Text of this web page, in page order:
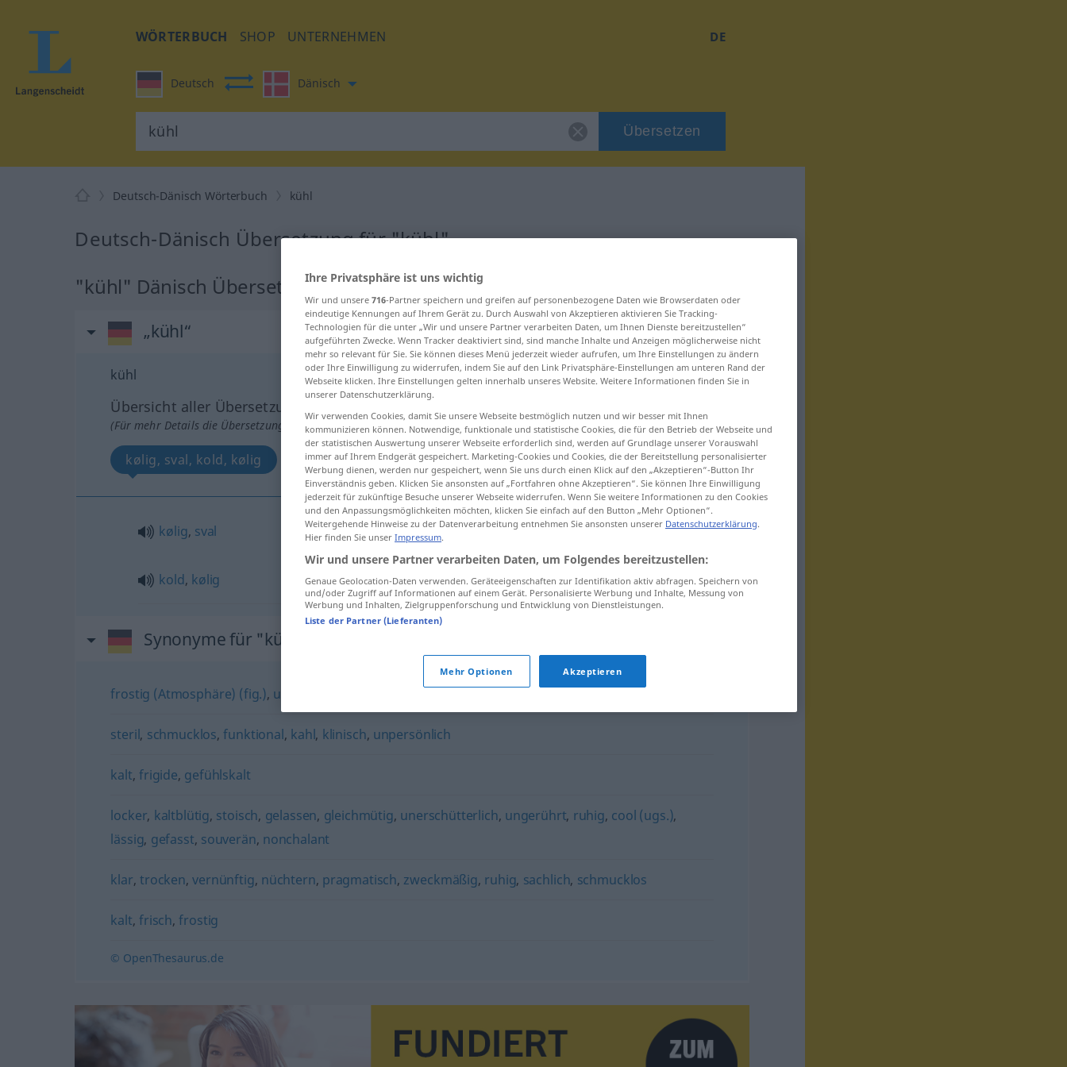
WÖRTERBUCH SHOP UNTERNEHMEN DE
Deutsch Dänisch
Übersetzen
Deutsch-Dänisch Wörterbuch kühl
Deutsch-Dänisch Übersetzung für "kühl"
"kühl" Dänisch Übersetzung
„kühl“
kühl
Übersicht aller Übersetzungen
(Für mehr Details die Übersetzung anklicken/antippen)
kølig, sval, kold, kølig
kølig, sval kühl
kold, kølig kühl FIG
Synonyme für "kühl"
frostig (Atmosphäre) (fig.), unfreundlich
steril, schmucklos,funktional, kahl, klinisch, unpersönlich
kalt,frigide, gefühlskalt
locker, kaltblütig, stoisch, gelassen, gleichmütig, unerschütterlich, ungerührt, ruhig, cool (ugs.),
lässig, gefasst, souverän, nonchalant
klar,trocken,vernünftig, nüchtern, pragmatisch, zweckmäßig, ruhig, sachlich, schmucklos
kalt,frisch,frostig
© OpenThesaurus.de
Ihre Privatsphäre ist uns wichtig
Wir und unsere 716-Partner speichern und greifen auf personenbezogene Daten wie Browserdaten oder
eindeutige Kennungen auf Ihrem Gerät zu. Durch Auswahl von Akzeptieren aktivieren Sie Tracking-
Technologien für die unter „Wir und unsere Partner verarbeiten Daten, um Ihnen Dienste bereitzustellen“
aufgeführten Zwecke. Wenn Tracker deaktiviert sind, sind manche Inhalte und Anzeigen möglicherweise nicht
mehr so relevant für Sie. Sie können dieses Menü jederzeit wieder aufrufen, um Ihre Einstellungen zu ändern
oder Ihre Einwilligung zu widerrufen, indem Sie auf den Link Privatsphäre-Einstellungen am unteren Rand der
Webseite klicken. Ihre Einstellungen gelten innerhalb unseres Website. Weitere Informationen finden Sie in
unserer Datenschutzerklärung.
Wir verwenden Cookies, damit Sie unsere Webseite bestmöglich nutzen und wir besser mit Ihnen
kommunizieren können. Notwendige, funktionale und statistische Cookies, die für den Betrieb der Webseite und
der statistischen Auswertung unserer Webseite erforderlich sind, werden auf Grundlage unserer Vorauswahl
immer auf Ihrem Endgerät gespeichert. Marketing-Cookies und Cookies, die der Bereitstellung personalisierter
Werbung dienen, werden nur gespeichert, wenn Sie uns durch einen Klick auf den „Akzeptieren“-Button Ihr
Einverständnis geben. Klicken Sie ansonsten auf „Fortfahren ohne Akzeptieren“. Sie können Ihre Einwilligung
jederzeit für zukünftige Besuche unserer Webseite widerrufen. Wenn Sie weitere Informationen zu den Cookies
und den Anpassungsmöglichkeiten möchten, klicken Sie einfach auf den Button „Mehr Optionen“.
Weitergehende Hinweise zu der Datenverarbeitung entnehmen Sie ansonsten unserer Datenschutzerklärung.
Hier finden Sie unser Impressum.
Wir und unsere Partner verarbeiten Daten, um Folgendes bereitzustellen:
Genaue Geolocation-Daten verwenden. Geräteeigenschaften zur Identifikation aktiv abfragen. Speichern von
und/oder Zugriff auf Informationen auf einem Gerät. Personalisierte Werbung und Inhalte, Messung von
Werbung und Inhalten, Zielgruppenforschung und Entwicklung von Dienstleistungen.
Liste der Partner (Lieferanten)
Mehr Optionen Akzeptieren